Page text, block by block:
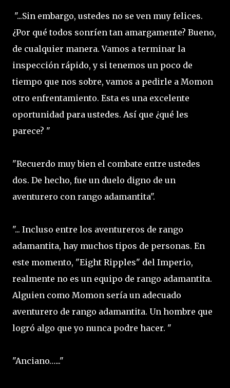
"...Sin embargo, ustedes no se ven muy felices.
¿Por qué todos sonríen tan amargamente? Bueno,
de cualquier manera. Vamos a terminar la
inspección rápido, y si tenemos un poco de
tiempo que nos sobre, vamos a pedirle a Momon
otro enfrentamiento. Esta es una excelente
oportunidad para ustedes. Así que ¿qué les
parece? "
"Recuerdo muy bien el combate entre ustedes
dos. De hecho, fue un duelo digno de un
aventurero con rango adamantita".
"... Incluso entre los aventureros de rango
adamantita, hay muchos tipos de personas. En
este momento, "Eight Ripples" del Imperio,
realmente no es un equipo de rango adamantita.
Alguien como Momon sería un adecuado
aventurero de rango adamantita. Un hombre que
logró algo que yo nunca podre hacer. "
"Anciano…..."